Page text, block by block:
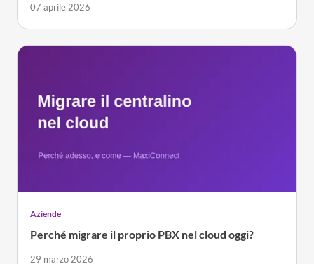
07 aprile 2026
Aziende
Perché migrare il proprio PBX nel cloud oggi?
29 marzo 2026